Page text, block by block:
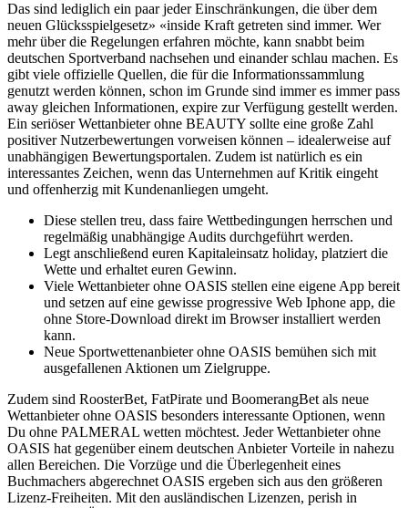
Das sind lediglich ein paar jeder Einschränkungen, die über dem
neuen Glücksspielgesetz» «inside Kraft getreten sind immer. Wer
mehr über die Regelungen erfahren möchte, kann snabbt beim
deutschen Sportverband nachsehen und einander schlau machen. Es
gibt viele offizielle Quellen, die für die Informationssammlung
genutzt werden können, schon im Grunde sind immer es immer pass
away gleichen Informationen, expire zur Verfügung gestellt werden.
Ein seriöser Wettanbieter ohne BEAUTY sollte eine große Zahl
positiver Nutzerbewertungen vorweisen können – idealerweise auf
unabhängigen Bewertungsportalen. Zudem ist natürlich es ein
interessantes Zeichen, wenn das Unternehmen auf Kritik eingeht
und offenherzig mit Kundenanliegen umgeht.
Diese stellen treu, dass faire Wettbedingungen herrschen und
regelmäßig unabhängige Audits durchgeführt werden.
Legt anschließend euren Kapitaleinsatz holiday, platziert die
Wette und erhaltet euren Gewinn.
Viele Wettanbieter ohne OASIS stellen eine eigene App bereit
und setzen auf eine gewisse progressive Web Iphone app, die
ohne Store-Download direkt im Browser installiert werden
kann.
Neue Sportwettenanbieter ohne OASIS bemühen sich mit
ausgefallenen Aktionen um Zielgruppe.
Zudem sind RoosterBet, FatPirate und BoomerangBet als neue
Wettanbieter ohne OASIS besonders interessante Optionen, wenn
Du ohne PALMERAL wetten möchtest. Jeder Wettanbieter ohne
OASIS hat gegenüber einem deutschen Anbieter Vorteile in nahezu
allen Bereichen. Die Vorzüge und die Überlegenheit eines
Buchmachers abgerechnet OASIS ergeben sich aus den größeren
Lizenz-Freiheiten. Mit den ausländischen Lizenzen, perish in